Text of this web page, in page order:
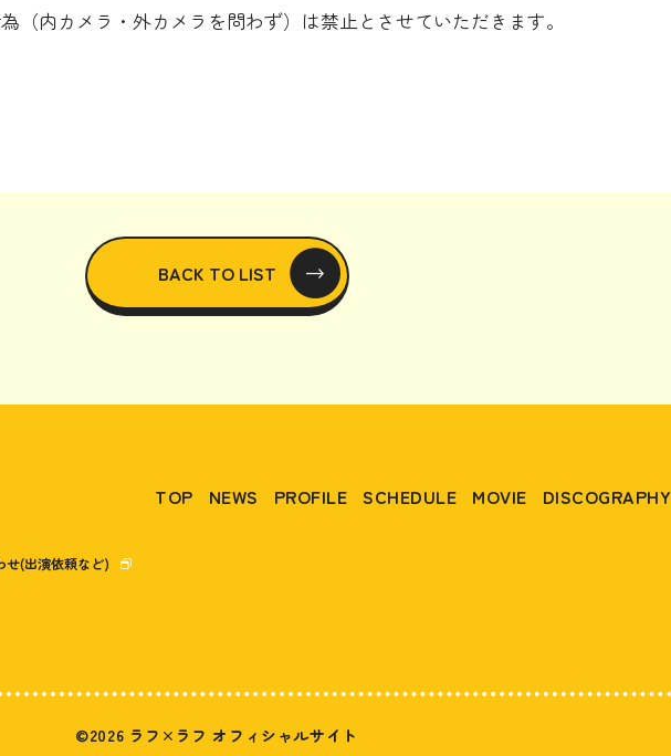
内カメラ・外カメラを問わず）は禁止とさせていただきます。
BACK TO LIST
TOP NEWS PROFILE SCHEDULE MOVIE DISCOGRAPHY
せ(出演依頼など)
©2026 ラフ×ラフ オフィシャルサイト